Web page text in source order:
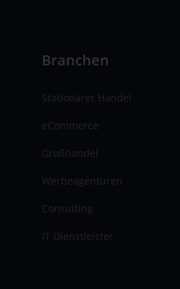
Branchen
Stationärer Handel
eCommerce
Großhandel
Werbeagenturen
Consulting
IT Dienstleister